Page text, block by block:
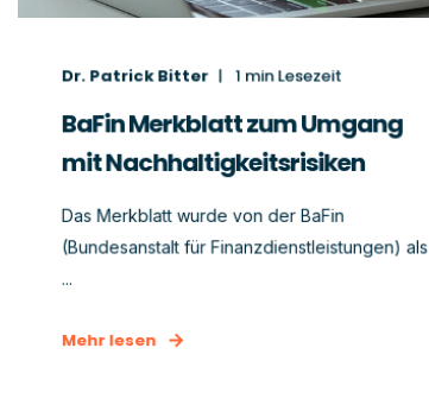
Dr. Patrick Bitter 1 min Lesezeit
BaFin Merkblatt zum Umgang
mit Nachhaltigkeitsrisiken
Das Merkblatt wurde von der BaFin
(Bundesanstalt für Finanzdienstleistungen) als
...
Mehr lesen